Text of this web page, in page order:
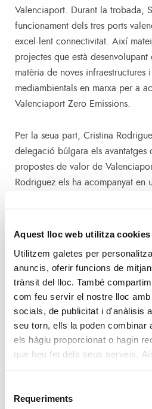
Aquest lloc web utilitza cookies
Utilitzem galetes per
anuncis, oferir funcions de
trànsit del lloc. També
com feu servir el nostre lloc
socials, de publicitat i d'anàlisis
seu torn, ells la poden combinar
els hàgiu proporcionat o hagin
que heu fet dels seus serveis.
cookies tècniques que resulten
acceptació.
Requeriments
Valenciaport. Durant la trobada,
funcionament dels tres ports
excel·lent connectivitat. Així
projectes que està
matèria de noves infraestructures
mediambientals en marxa per a
Valenciaport Zero Emissions.
Per la seua part, Cristina
delegació búlgara els avantatges
propostes de valor de
Rodriguez els ha acompanyat en
valencià.
Els molls de Valenciaport van
exercici amb dos ports búlgars,
rànquing amb 82.330 tones
amb 31.643 tones.
En 2022, les relacions
República de Bulgària han
mercaderies, el 17% d’elles
37,5% a l’exportació i la resta
productes amb destinació al país